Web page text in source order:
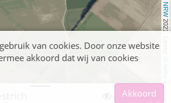
2021, Lizenz
dl-de/by-2-0
van cookies. Door onze website
akkoord dat wij van cookies
Akkoord